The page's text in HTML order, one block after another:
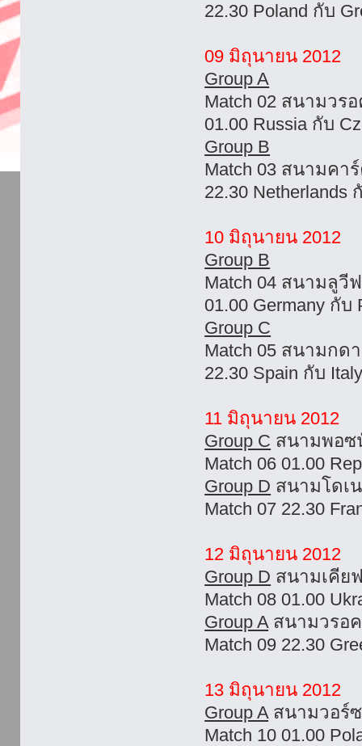
22.30 Poland กับ
09 มิถุนายน 2012
Group A
Match 02 สนามวร
01.00 Russia กับ
Group B
Match 03 สนามคา
22.30 Netherlands
10 มิถุนายน 2012
Group B
Match 04 สนามลูวี
01.00 Germany กับ
Group C
Match 05 สนามกด
22.30 Spain กับ
11 มิถุนายน 2012
Group C สนามพอซ
Match 06 01.00
Group D สนามโดเ
Match 07 22.30
12 มิถุนายน 2012
Group D สนามเคีย
Match 08 01.00
Group Aสนามวรอ
Match 09 22.30
13 มิถุนายน 2012
Group Aสนามวอร์
Match 10 01.00